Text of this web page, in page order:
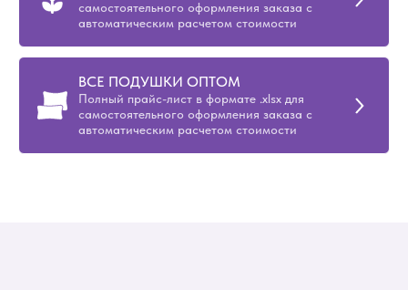
самостоятельного оформления заказа с
автоматическим расчетом стоимости
ВСЕ ПОДУШКИ ОПТОМ
Полный прайс-лист в формате .xlsx для
самостоятельного оформления заказа с
автоматическим расчетом стоимости